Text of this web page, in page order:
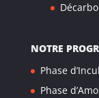
NOTRE
Phase
Phase